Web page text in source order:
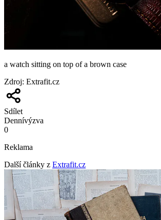
a watch sitting on top of a brown case
Zdroj: Extrafit.cz
Sdílet
Dennívýzva
0
Reklama
Další články z Extrafit.cz